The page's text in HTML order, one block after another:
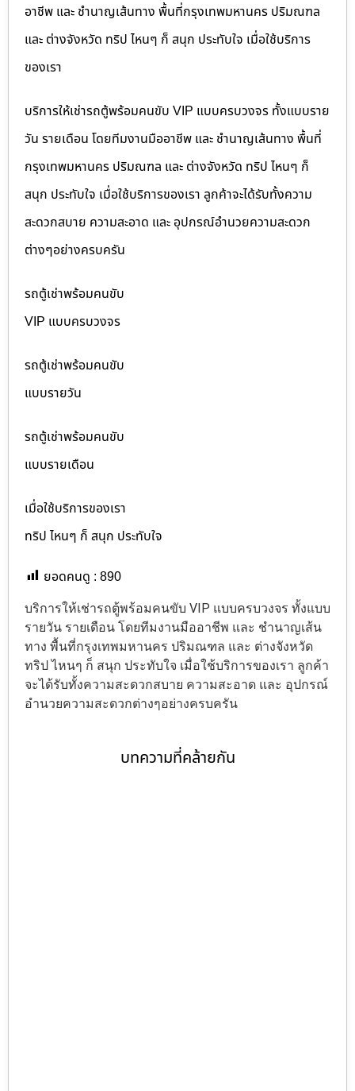
อาชีพ และ ชำนาญเส้นทาง พื้นที่กรุงเทพมหานคร ปริมณฑล
และ ต่างจังหวัด ทริป ไหนๆ ก็ สนุก ประทับใจ เมื่อใช้บริการ
ของเรา
บริการให้เช่ารถตู้พร้อมคนขับ VIP แบบครบวงจร ทั้งแบบราย
วัน รายเดือน โดยทีมงานมืออาชีพ และ ชำนาญเส้นทาง พื้นที่
กรุงเทพมหานคร ปริมณฑล และ ต่างจังหวัด ทริป ไหนๆ ก็
สนุก ประทับใจ เมื่อใช้บริการของเรา ลูกค้าจะได้รับทั้งความ
สะดวกสบาย ความสะอาด และ อุปกรณ์อำนวยความสะดวก
ต่างๆอย่างครบครัน
รถตู้เช่าพร้อมคนขับ
VIP แบบครบวงจร
รถตู้เช่าพร้อมคนขับ
แบบรายวัน
รถตู้เช่าพร้อมคนขับ
แบบรายเดือน
เมื่อใช้บริการของเรา
ทริป ไหนๆ ก็ สนุก ประทับใจ
ยอดคนดู : 890
บริการให้เช่ารถตู้พร้อมคนขับ VIP แบบครบวงจร ทั้งแบบ
รายวัน รายเดือน โดยทีมงานมืออาชีพ และ ชำนาญเส้น
ทาง พื้นที่กรุงเทพมหานคร ปริมณฑล และ ต่างจังหวัด
ทริป ไหนๆ ก็ สนุก ประทับใจ เมื่อใช้บริการของเรา ลูกค้า
จะได้รับทั้งความสะดวกสบาย ความสะอาด และ อุปกรณ์
อำนวยความสะดวกต่างๆอย่างครบครัน
บทความที่คล้ายกัน